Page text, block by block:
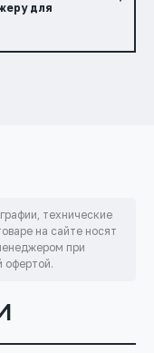
для
технические
на сайте носят
при
офертой.